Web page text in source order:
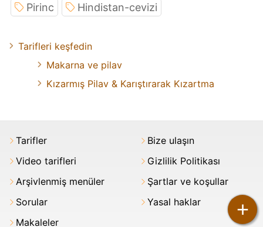
+
Pirinc Hindistan-cevizi
Tarifleri keşfedin
Makarna ve pilav
Kızarmış Pilav & Karıştırarak Kızartma
Tarifler
Video tarifleri
Arşivlenmiş menüler
Sorular
Makaleler
Bize ulaşın
Gizlilik Politikası
Şartlar ve koşullar
Yasal haklar